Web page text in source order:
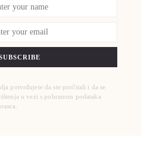
potvrđujete da ste pročitali i da se
u vezi s pohranom podataka